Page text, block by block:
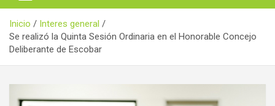
Inicio
Interes general
Se realizó la Quinta Sesión Ordinaria en el Honorable Concejo
Deliberante de Escobar